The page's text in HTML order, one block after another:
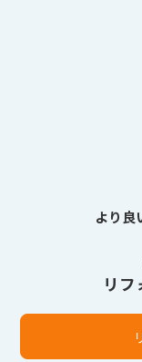
より良
リフ